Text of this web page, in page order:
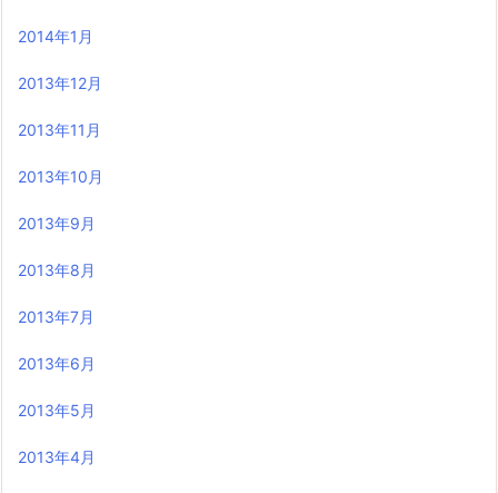
2014年1月
2013年12月
2013年11月
2013年10月
2013年9月
2013年8月
2013年7月
2013年6月
2013年5月
2013年4月